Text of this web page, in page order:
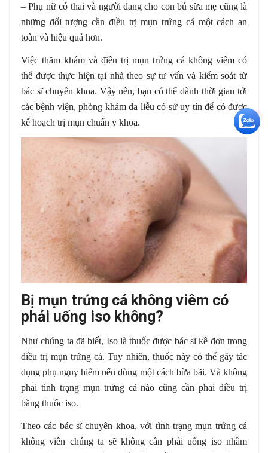
– Phụ nữ có thai và người đang cho con bú sữa mẹ cũng là
những đối tượng cần điều trị mụn trứng cá một cách an
toàn và hiệu quả hơn.
Việc thăm khám và điều trị mụn trứng cá không viêm có
thể được thực hiện tại nhà theo sự tư vấn và kiểm soát từ
bác sĩ chuyên khoa. Vậy nên, bạn có thể dành thời gian tới
các bệnh viện, phòng khám da liễu có sử uy tín để có được
kế hoạch trị mụn chuẩn y khoa.
Bị mụn trứng cá không viêm có
phải uống iso không?
Như chúng ta đã biết, Iso là thuốc được bác sĩ kê đơn trong
điều trị mụn trứng cá. Tuy nhiên, thuốc này có thể gây tác
dụng phụ nguy hiểm nếu dùng một cách bừa bãi. Và không
phải tình trạng mụn trứng cá nào cũng cần phải điều trị
bằng thuốc iso.
Theo các bác sĩ chuyên khoa, với tình trạng mụn trứng cá
không viên chúng ta sẽ không cần phải uống iso nhằm
+5